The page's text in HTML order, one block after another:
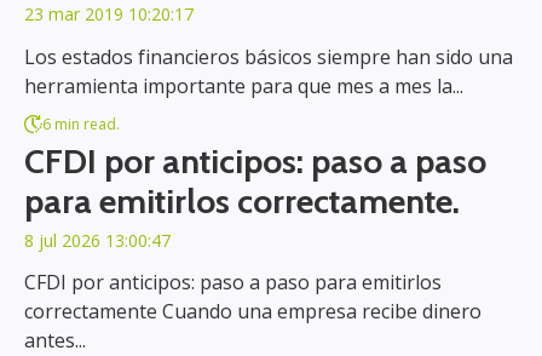
23 mar 2019 10:20:17
Los estados financieros básicos siempre han sido una
herramienta importante para que mes a mes la...
6 min read.
CFDI por anticipos: paso a paso
para emitirlos correctamente.
8 jul 2026 13:00:47
CFDI por anticipos: paso a paso para emitirlos
correctamente Cuando una empresa recibe dinero
antes...